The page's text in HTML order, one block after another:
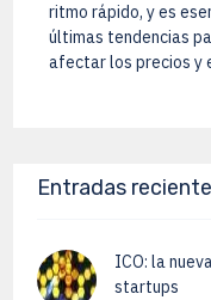
ritmo rápido, y es
últimas tendencias
afectar los precios y
Entradas
ICO: la
startups